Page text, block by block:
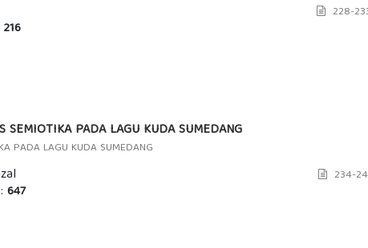
228-
216
SEMIOTIKA PADA LAGU KUDA SUMEDANG
PADA LAGU KUDA SUMEDANG
234-
647